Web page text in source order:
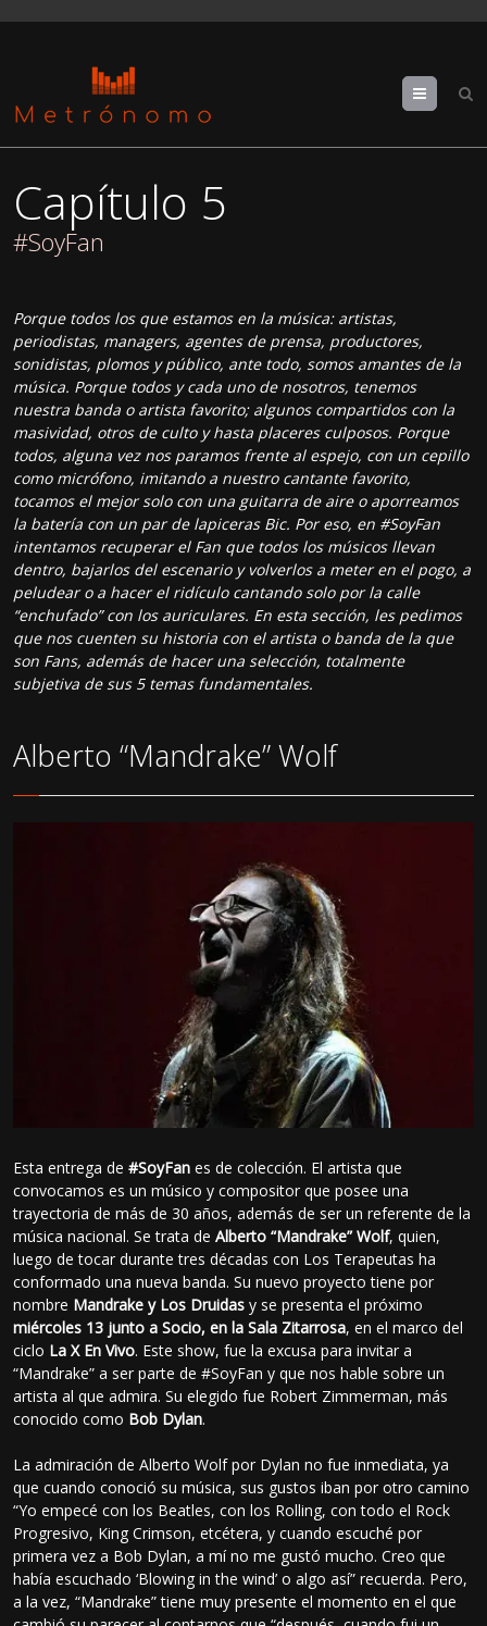
Menu
Capítulo 5
#SoyFan
Porque todos los que estamos en la música: artistas,
periodistas, managers, agentes de prensa, productores,
sonidistas, plomos y público, ante todo, somos amantes de la
música. Porque todos y cada uno de nosotros, tenemos
nuestra banda o artista favorito; algunos compartidos con la
masividad, otros de culto y hasta placeres culposos. Porque
todos, alguna vez nos paramos frente al espejo, con un cepillo
como micrófono, imitando a nuestro cantante favorito,
tocamos el mejor solo con una guitarra de aire o aporreamos
la batería con un par de lapiceras Bic. Por eso, en #SoyFan
intentamos recuperar el Fan que todos los músicos llevan
dentro, bajarlos del escenario y volverlos a meter en el pogo, a
peludear o a hacer el ridículo cantando solo por la calle
“enchufado” con los auriculares. En esta sección, les pedimos
que nos cuenten su historia con el artista o banda de la que
son Fans, además de hacer una selección, totalmente
subjetiva de sus 5 temas fundamentales.
Alberto “Mandrake” Wolf
Esta entrega de#SoyFan es de colección. El artista que
convocamos es un músico y compositor que posee una
trayectoria de más de 30 años, además de ser un referente de la
música nacional. Se trata deAlberto “Mandrake” Wolf, quien,
luego de tocar durante tres décadas con Los Terapeutas ha
conformado una nueva banda. Su nuevo proyecto tiene por
nombre Mandrake y Los Druidas y se presenta el próximo
miércoles 13 junto a Socio, en la Sala Zitarrosa, en el marco del
ciclo La X En Vivo. Este show, fue la excusa para invitar a
“Mandrake” a ser parte de #SoyFan y que nos hable sobre un
artista al que admira. Su elegido fue Robert Zimmerman, más
conocido como Bob Dylan.
La admiración de Alberto Wolf por Dylan no fue inmediata, ya
que cuando conoció su música, sus gustos iban por otro camino
“Yo empecé con los Beatles, con los Rolling, con todo el Rock
Progresivo, King Crimson, etcétera, y cuando escuché por
primera vez a Bob Dylan, a mí no me gustó mucho. Creo que
había escuchado ‘Blowing in the wind’ o algo así” recuerda. Pero,
a la vez, “Mandrake” tiene muy presente el momento en el que